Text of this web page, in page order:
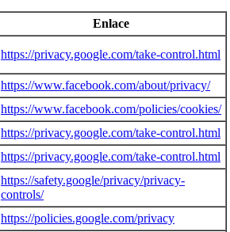
Enlace
https://privacy.google.com/take-control.html
https://www.facebook.com/about/privacy/
https://www.facebook.com/policies/cookies/
https://privacy.google.com/take-control.html
https://privacy.google.com/take-control.html
https://safety.google/privacy/privacy-
controls/
https://policies.google.com/privacy